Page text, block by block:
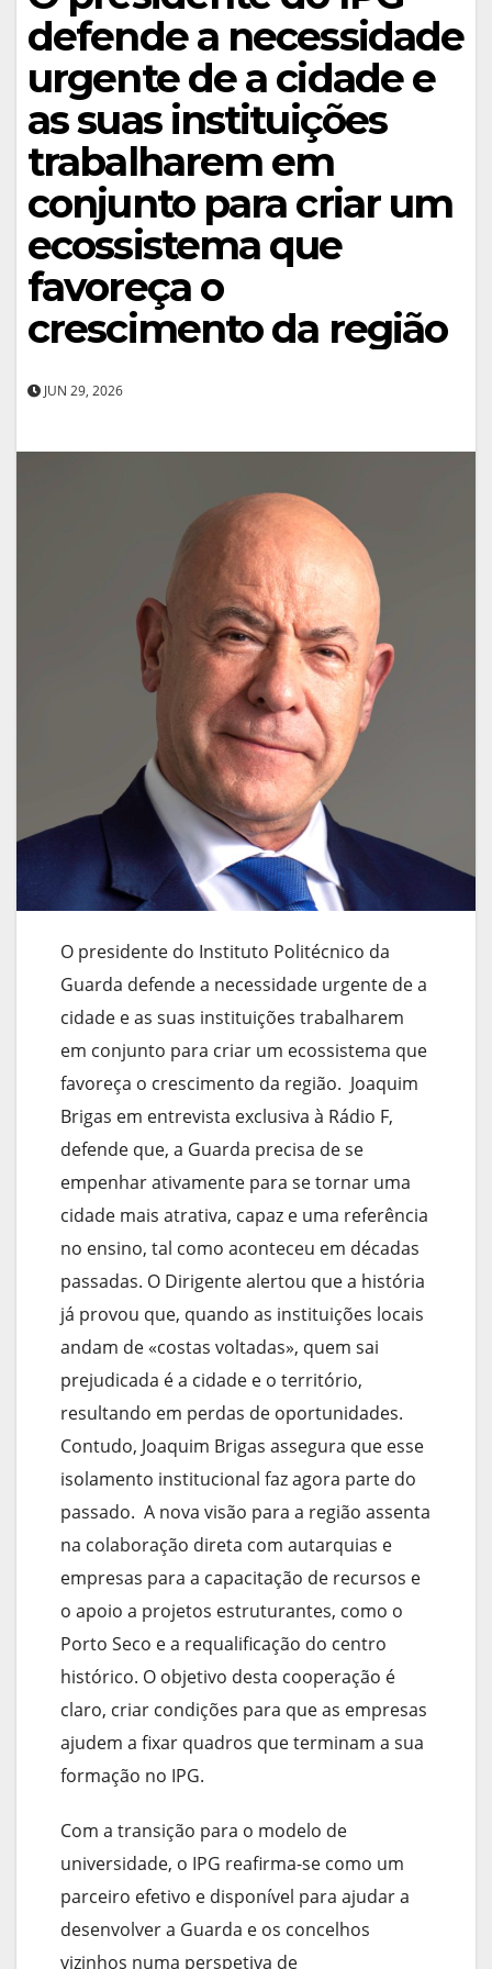
defende a necessidade
urgente de a cidade e
as suas instituições
trabalharem em
conjunto para criar um
ecossistema que
favoreça o
crescimento da região
JUN 29, 2026
O presidente do Instituto Politécnico da
Guarda defende a necessidade urgente de a
cidade e as suas instituições trabalharem
em conjunto para criar um ecossistema que
favoreça o crescimento da região. Joaquim
Brigas em entrevista exclusiva à Rádio F,
defende que, a Guarda precisa de se
empenhar ativamente para se tornar uma
cidade mais atrativa, capaz e uma referência
no ensino, tal como aconteceu em décadas
passadas. O Dirigente alertou que a história
já provou que, quando as instituições locais
andam de «costas voltadas», quem sai
prejudicada é a cidade e o território,
resultando em perdas de oportunidades.
Contudo, Joaquim Brigas assegura que esse
isolamento institucional faz agora parte do
passado. A nova visão para a região assenta
na colaboração direta com autarquias e
empresas para a capacitação de recursos e
o apoio a projetos estruturantes, como o
Porto Seco e a requalificação do centro
histórico. O objetivo desta cooperação é
claro, criar condições para que as empresas
ajudem a fixar quadros que terminam a sua
formação no IPG.
Com a transição para o modelo de
universidade, o IPG reafirma-se como um
parceiro efetivo e disponível para ajudar a
desenvolver a Guarda e os concelhos
vizinhos numa perspetiva de